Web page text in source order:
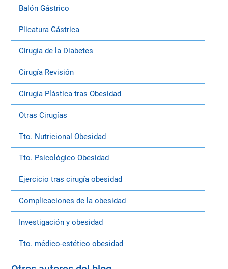
Balón Gástrico
Plicatura Gástrica
Cirugía de la Diabetes
Cirugía Revisión
Cirugía Plástica tras Obesidad
Otras Cirugías
Tto. Nutricional Obesidad
Tto. Psicológico Obesidad
Ejercicio tras cirugía obesidad
Complicaciones de la obesidad
Investigación y obesidad
Tto. médico-estético obesidad